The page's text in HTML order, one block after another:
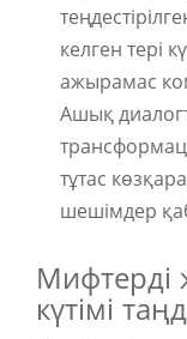
келген тері
ажырамас
Ашық
тұтас
шешімдер
Мифтерді
күтімі